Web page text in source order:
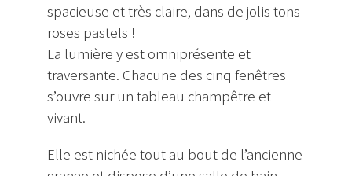
spacieuse et très claire, dans de jolis tons
roses pastels !
La lumière y est omniprésente et
traversante. Chacune des cinq fenêtres
s’ouvre sur un tableau champêtre et
vivant.
Elle est nichée tout au bout de l’ancienne